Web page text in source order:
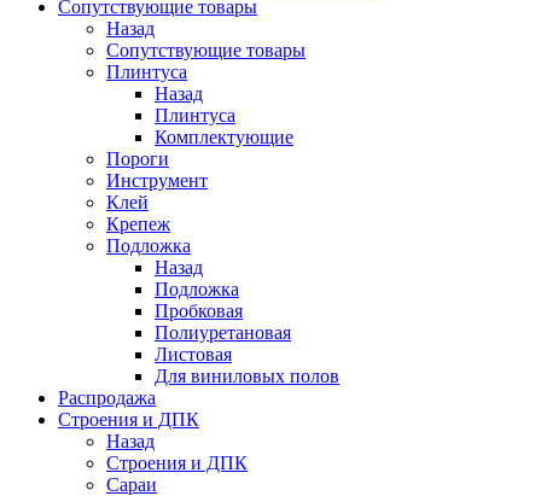
Сопутствующие товары
Назад
Сопутствующие товары
Плинтуса
Назад
Плинтуса
Комплектующие
Пороги
Инструмент
Клей
Крепеж
Подложка
Назад
Подложка
Пробковая
Полиуретановая
Листовая
Для виниловых полов
Распродажа
Строения и ДПК
Назад
Строения и ДПК
Сараи